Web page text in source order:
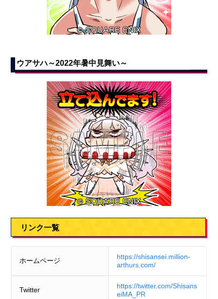
ウアサハ～2022年暑中見舞い～
リンク一覧
ホームページ
https://shisansei.million-
arthurs.com/
Twitter
https://twitter.com/Shisans
eiMA_PR